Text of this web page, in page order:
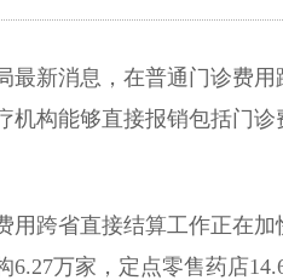
新消息，在普通门诊费用
机构能够直接报销包括门
跨省直接结算工作正在加
6.27万家，定点零售药店